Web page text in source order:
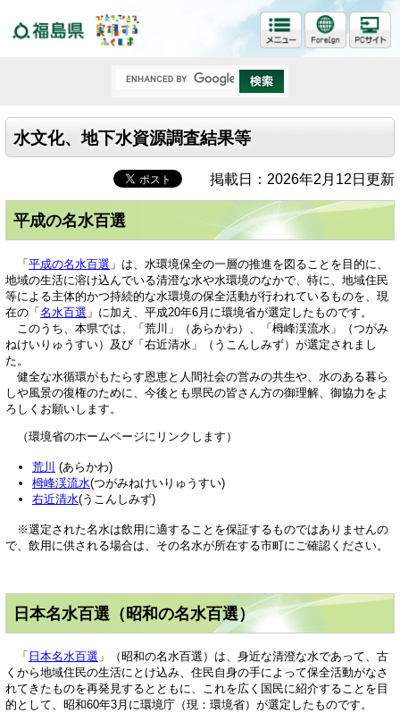
水文化、地下水資源調査結果等
掲載日：2026年2月12日更新
平成の名水百選
「平成の名水百選 」は、水環境保全の一層の推進を図ることを目的に、
地域の生活に溶け込んでいる清澄な水や水環境のなかで、特に、地域住民
等による主体的かつ持続的な水環境の保全活動が行われているものを、現
在の「名水百選 」に加え、平成20年6月に環境省が選定したものです。
このうち、本県では、「荒川」（あらかわ）、「栂峰渓流水」（つがみ
ねけいりゅうすい）及び「右近清水」（うこんしみず）が選定されまし
た。
健全な水循環がもたらす恩恵と人間社会の営みの共生や、水のある暮ら
しや風景の復権のために、今後とも県民の皆さん方の御理解、御協力をよ
ろしくお願いします。
（環境省のホームページにリンクします）
荒川 (あらかわ)
栂峰渓流水(つがみねけいりゅうすい)
右近清水(うこんしみず)
※選定された名水は飲用に適することを保証するものではありませんの
で、飲用に供される場合は、その名水が所在する市町にご確認ください。
日本名水百選（昭和の名水百選）
「 日本名水百選 」（昭和の名水百選）は、身近な清澄な水であって、古
くから地域住民の生活にとけ込み、住民自身の手によって保全活動がなさ
れてきたものを再発見するとともに、これを広く国民に紹介することを目
的として、昭和60年3月に環境庁（現：環境省）が選定したものです。